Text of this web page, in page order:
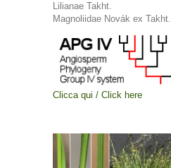
Lilianae Takht.
Magnoliidae Novák ex Takht.
Clicca qui / Click here